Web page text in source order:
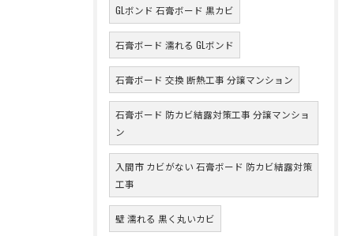
GLボンド 石膏ボード 黒カビ
石膏ボード 濡れる GLボンド
石膏ボード 交換 断熱工事 分譲マンション
石膏ボード 防カビ結露対策工事 分譲マンショ
ン
入間市 カビがない 石膏ボード 防カビ結露対策
工事
壁 濡れる 黒く丸いカビ